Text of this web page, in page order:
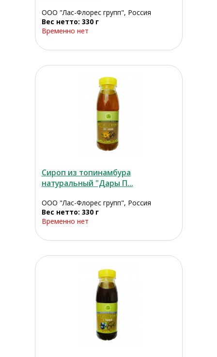
ООО "Лас-Флорес групп", Россия
Вес нетто: 330 г
Временно нет
Сироп из топинамбура
натуральный "Дары П...
ООО "Лас-Флорес групп", Россия
Вес нетто: 330 г
Временно нет